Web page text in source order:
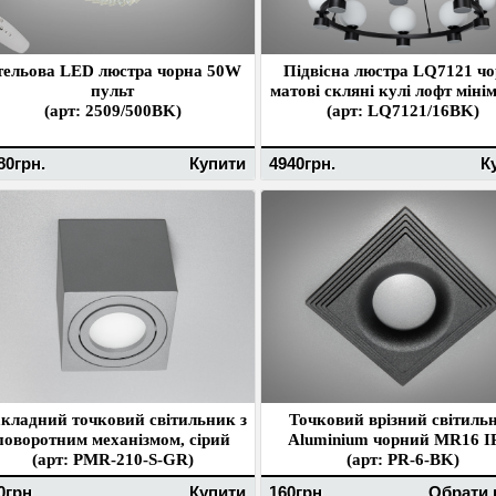
LED люстра чорна 50W
пульт
(арт: 2509/500BK)
Купити
Підвісна люстра LQ7121
матові скляні кулі лофт
(арт: LQ7121/16BK)
4940грн.
точковий світильник з
механізмом, сірий
(арт: PMR-210-S-GR)
Купити
Точковий врізний
Aluminium чорний MR16
(арт: PR-6-BK)
160грн. Обрати